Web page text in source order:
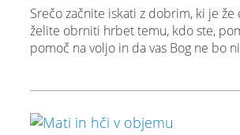
Srečo začnite iskati z dobrim, ki je že
želite obrniti hrbet temu, kdo ste,
pomoč na voljo in da vas Bog ne bo